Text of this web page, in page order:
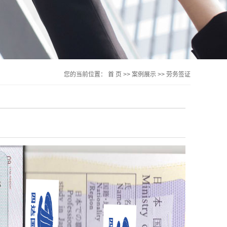
您的当前位置： 首 页 >> 案例展示 >> 劳务签证